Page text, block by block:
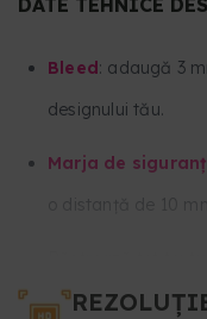
DATE TEHNICE
Bleed : adaugă 3
designului tău.
Marja de
mm de partea